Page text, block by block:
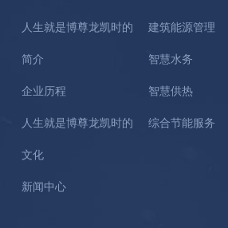
人生就是博尊龙凯时的
简介
企业历程
人生就是博尊龙凯时的
文化
新闻中心
建筑能源管理
智慧水务
智慧供热
综合节能服务